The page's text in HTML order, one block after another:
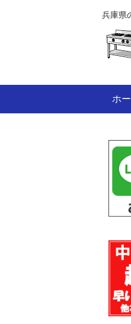
兵庫県
ホ